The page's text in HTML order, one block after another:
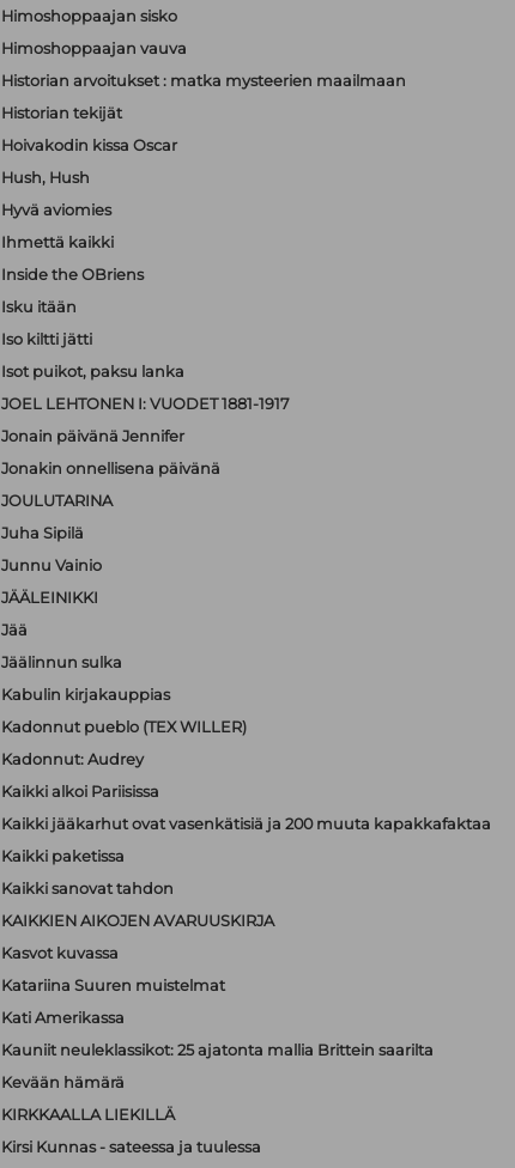
Himoshoppaajan sisko
Himoshoppaajan vauva
Historian arvoitukset : matka mysteerien maailmaan
Historian tekijät
Hoivakodin kissa Oscar
Hush, Hush
Hyvä aviomies
Ihmettä kaikki
Inside the OBriens
Isku itään
Iso kiltti jätti
Isot puikot, paksu lanka
JOEL LEHTONEN I: VUODET 1881-1917
Jonain päivänä Jennifer
Jonakin onnellisena päivänä
JOULUTARINA
Juha Sipilä
Junnu Vainio
JÄÄLEINIKKI
Jää
Jäälinnun sulka
Kabulin kirjakauppias
Kadonnut pueblo (TEX WILLER)
Kadonnut: Audrey
Kaikki alkoi Pariisissa
Kaikki jääkarhut ovat vasenkätisiä ja 200 muuta kapakkafaktaa
Kaikki paketissa
Kaikki sanovat tahdon
KAIKKIEN AIKOJEN AVARUUSKIRJA
Kasvot kuvassa
Katariina Suuren muistelmat
Kati Amerikassa
Kauniit neuleklassikot: 25 ajatonta mallia Brittein saarilta
Kevään hämärä
KIRKKAALLA LIEKILLÄ
Kirsi Kunnas - sateessa ja tuulessa